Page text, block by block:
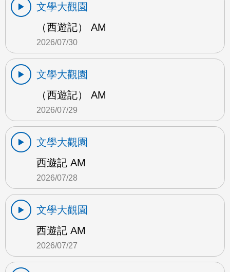
文學大觀園
（西遊記） AM
2026/07/30
文學大觀園
（西遊記） AM
2026/07/29
文學大觀園
西遊記 AM
2026/07/28
文學大觀園
西遊記 AM
2026/07/27